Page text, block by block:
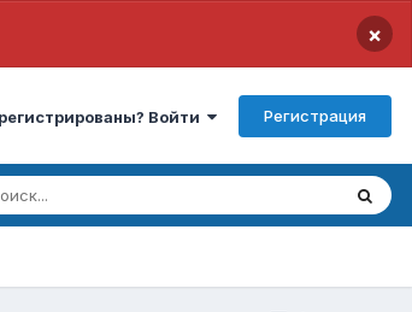
×
Войти Регистрация